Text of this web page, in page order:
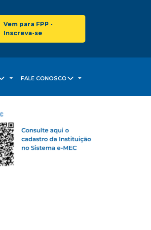
Vem para FPP -
Inscreva-se
FALE CONOSCO